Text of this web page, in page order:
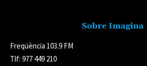
Sobre Imagina
Freqüència 103.9 FM
Tlf: 977 449 210